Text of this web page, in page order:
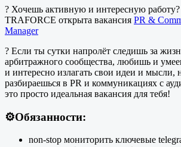
? Хочешь активную и интересную
TRAFORCE открыта вакансия PR &
Manager
? Если ты сутки напролёт следишь за
арбитражного сообщества, любишь и
и интересно излагать свои идеи и мысли,
разбираешься в PR и коммуникациях с
это просто идеальная вакансия для тебя!
⚙️Обязанности:
non-stop мониторить ключевые